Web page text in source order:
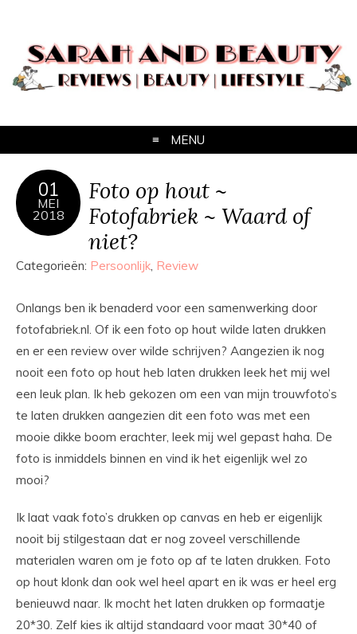
MENU
01
MEI
2018
Foto op hout ~
Fotofabriek ~ Waard of
niet?
Categorieën: Persoonlijk, Review
Onlangs ben ik benaderd voor een samenwerking door
fotofabriek.nl. Of ik een foto op hout wilde laten drukken
en er een review over wilde schrijven? Aangezien ik nog
nooit een foto op hout heb laten drukken leek het mij wel
een leuk plan. Ik heb gekozen om een van mijn trouwfoto’s
te laten drukken aangezien dit een foto was met een
mooie dikke boom erachter, leek mij wel gepast haha. De
foto is inmiddels binnen en vind ik het eigenlijk wel zo
mooi?
Ik laat vaak foto’s drukken op canvas en heb er eigenlijk
nooit bij stilgestaan dat er nog zoveel verschillende
materialen waren om je foto op af te laten drukken. Foto
op hout klonk dan ook wel heel apart en ik was er heel erg
benieuwd naar. Ik mocht het laten drukken op formaatje
20*30. Zelf kies ik altijd standaard voor maat 30*40 of